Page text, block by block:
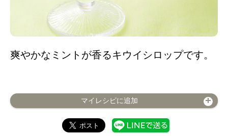
爽やかなミントが香るキウイシロップです。
マイレシピに追加